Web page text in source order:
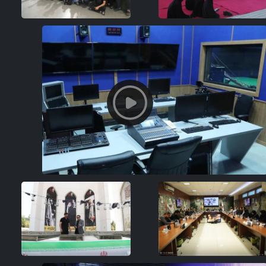
آیین غبارروبی از مزار
شهدای گمنام و قرائت
عاشورا
بازدید جمعی از شیعیان لبنانی از
موزه ملی انقلاب اسلامی و
دفاع مقدس
رسانه‌ای سرو
کارگاه آموزشی بررسی
بازدید جکسون هینکل از موزه